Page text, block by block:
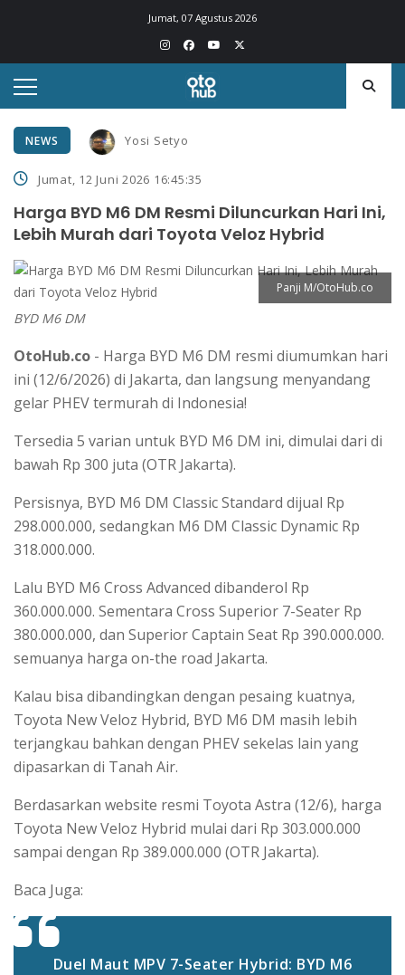
Jumat, 07 Agustus 2026
NEWS Yosi Setyo
Jumat, 12 Juni 2026 16:45:35
Harga BYD M6 DM Resmi Diluncurkan Hari Ini,
Lebih Murah dari Toyota Veloz Hybrid
Panji M/OtoHub.co
BYD M6 DM
OtoHub.co - Harga BYD M6 DM resmi diumumkan hari
ini (12/6/2026) di Jakarta, dan langsung menyandang
gelar PHEV termurah di Indonesia!
Tersedia 5 varian untuk BYD M6 DM ini, dimulai dari di
bawah Rp 300 juta (OTR Jakarta).
Persisnya, BYD M6 DM Classic Standard dijual Rp
298.000.000, sedangkan M6 DM Classic Dynamic Rp
318.000.000.
Lalu BYD M6 Cross Advanced dibanderol Rp
360.000.000. Sementara Cross Superior 7-Seater Rp
380.000.000, dan Superior Captain Seat Rp 390.000.000.
semuanya harga on-the road Jakarta.
Kalau bisa dibandingkan dengan pesaing kuatnya,
Toyota New Veloz Hybrid, BYD M6 DM masih lebih
terjangkau bahkan dengan PHEV sekelas lain yang
dipasarkan di Tanah Air.
Berdasarkan website resmi Toyota Astra (12/6), harga
Toyota New Veloz Hybrid mulai dari Rp 303.000.000
sampai dengan Rp 389.000.000 (OTR Jakarta).
Baca Juga:
Duel Maut MPV 7-Seater Hybrid: BYD M6